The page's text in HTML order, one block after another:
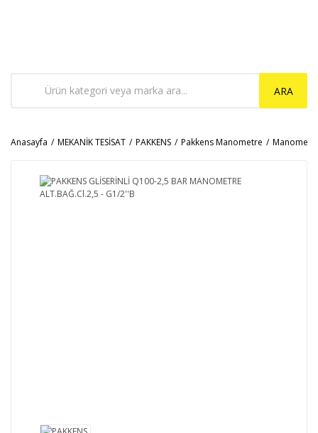
ARA
Anasayfa MEKANİK TESİSAT PAKKENS Pakkens Manometre